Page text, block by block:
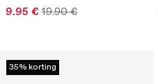
9.95 € 19.90 €
35% korting